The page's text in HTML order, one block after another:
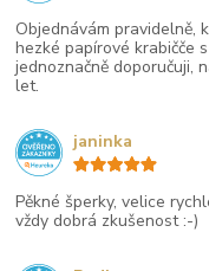
Objednávám pravidelně,
hezké papírové krabičče
jednoznačně doporučuji,
let.
Pěkné šperky, velice
vždy dobrá zkušenost :-)
janinka